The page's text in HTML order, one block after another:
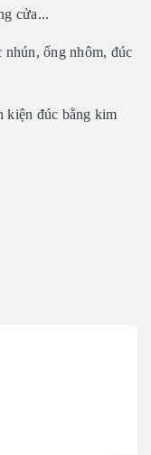
cửa...
nhún, ống nhôm, đúc
kiện đúc bằng kim